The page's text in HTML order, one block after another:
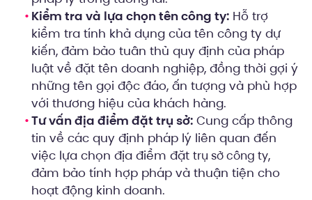
Kiểm tra và lựa chọn tên công ty: Hỗ trợ
kiểm tra tính khả dụng của tên công ty dự
kiến, đảm bảo tuân thủ quy định của pháp
luật về đặt tên doanh nghiệp, đồng thời gợi ý
những tên gọi độc đáo, ấn tượng và phù hợp
với thương hiệu của khách hàng.
Tư vấn địa điểm đặt trụ sở: Cung cấp thông
tin về các quy định pháp lý liên quan đến
việc lựa chọn địa điểm đặt trụ sở công ty,
đảm bảo tính hợp pháp và thuận tiện cho
hoạt động kinh doanh.